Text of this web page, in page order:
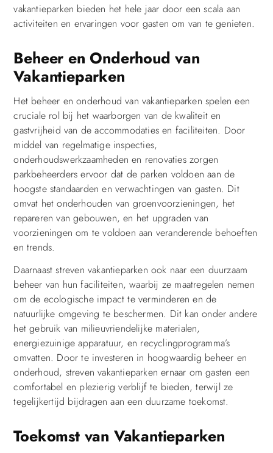
vakantieparken bieden het hele jaar door een scala aan
activiteiten en ervaringen voor gasten om van te genieten.
Beheer en Onderhoud van
Vakantieparken
Het beheer en onderhoud van vakantieparken spelen een
cruciale rol bij het waarborgen van de kwaliteit en
gastvrijheid van de accommodaties en faciliteiten. Door
middel van regelmatige inspecties,
onderhoudswerkzaamheden en renovaties zorgen
parkbeheerders ervoor dat de parken voldoen aan de
hoogste standaarden en verwachtingen van gasten. Dit
omvat het onderhouden van groenvoorzieningen, het
repareren van gebouwen, en het upgraden van
voorzieningen om te voldoen aan veranderende behoeften
en trends.
Daarnaast streven vakantieparken ook naar een duurzaam
beheer van hun faciliteiten, waarbij ze maatregelen nemen
om de ecologische impact te verminderen en de
natuurlijke omgeving te beschermen. Dit kan onder andere
het gebruik van milieuvriendelijke materialen,
energiezuinige apparatuur, en recyclingprogramma’s
omvatten. Door te investeren in hoogwaardig beheer en
onderhoud, streven vakantieparken ernaar om gasten een
comfortabel en plezierig verblijf te bieden, terwijl ze
tegelijkertijd bijdragen aan een duurzame toekomst.
Toekomst van Vakantieparken